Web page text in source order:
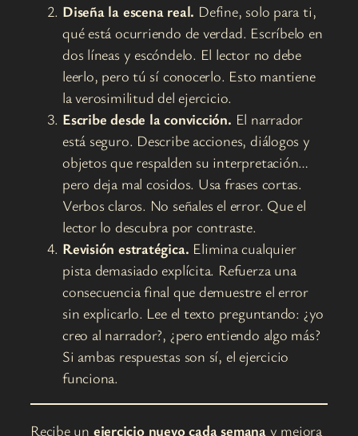
Diseña la escena real. Define, solo para ti,
qué está ocurriendo de verdad. Escríbelo en
dos líneas y escóndelo. El lector no debe
leerlo, pero tú sí conocerlo. Esto mantiene
la verosimilitud del ejercicio.
Escribe desde la convicción. El narrador
está seguro. Describe acciones, diálogos y
objetos que respalden su interpretación…
pero deja mal cosidos. Usa frases cortas.
Verbos claros. No señales el error. Que el
lector lo descubra por contraste.
Revisión estratégica. Elimina cualquier
pista demasiado explícita. Refuerza una
consecuencia final que demuestre el error
sin explicarlo. Lee el texto preguntando: ¿yo
creo al narrador?, ¿pero entiendo algo más?
Si ambas respuestas son sí, el ejercicio
funciona.
Recibe un ejercicio nuevo cada semana y mejora